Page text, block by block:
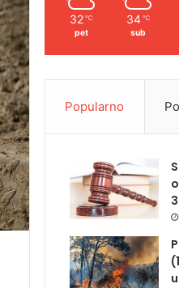
32 ℃
pet
34 ℃
sub
Popularno